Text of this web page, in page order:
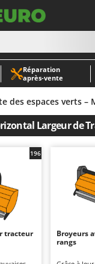
Réparation
après‑vente
tracteurs
pour
pommes de terre
Électriques
feuilles sur roues
piscine
pour tracteurs
des espaces verts
Largeur de
tracteur
196
Broyeurs
rangs